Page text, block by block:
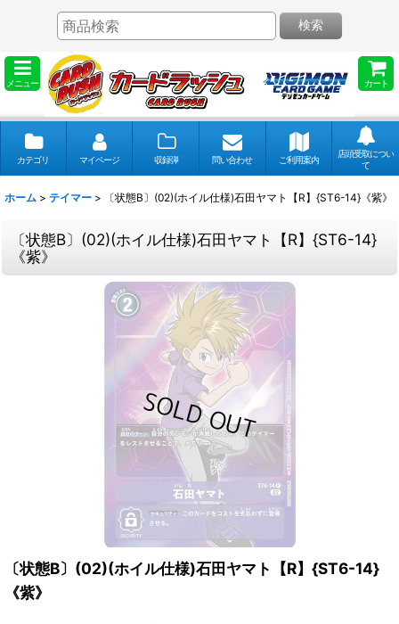
メニュー カート
検索
カテゴリ マイページ 収録弾 問い合わせ ご利用案内
店頭受取につい
て
ホーム > テイマー > 〔状態B〕(02)(ホイル仕様)石田ヤマト【R】{ST6-14}《紫》
〔状態B〕(02)(ホイル仕様)石田ヤマト【R】{ST6-14}
《紫》
〔状態B〕(02)(ホイル仕様)石田ヤマト【R】{ST6-14}
《紫》